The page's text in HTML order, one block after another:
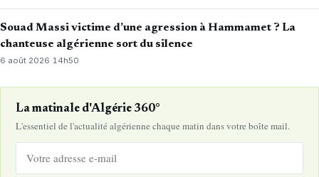
Souad Massi victime d’une agression à Hammamet ? La
chanteuse algérienne sort du silence
6 août 2026·14h50
La matinale d'Algérie 360°
L'essentiel de l'actualité algérienne chaque matin dans votre boîte mail.